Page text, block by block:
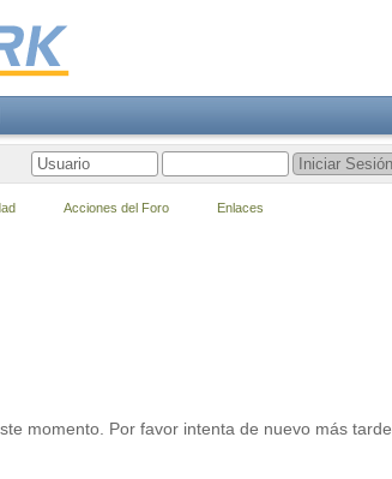
momento. Por favor intenta de nuevo más tarde.
Acciones del Foro Enlaces